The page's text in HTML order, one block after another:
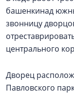
башенкинад
звонницу
центрального
Дворец
Павловского